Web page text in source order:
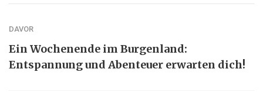
DAVOR
Ein Wochenende im Burgenland:
Entspannung und Abenteuer erwarten dich!